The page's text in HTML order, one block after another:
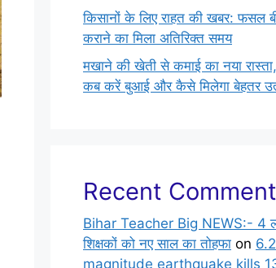
किसानों के लिए राहत की खबर: फसल
कराने का मिला अतिरिक्त समय
मखाने की खेती से कमाई का नया
कब करें बुआई और कैसे मिलेगा बेहतर
Recent
Bihar Teacher Big NEWS:- 4
शिक्षकों को नए साल का तोहफा on 6.2
magnitude earthquake kills